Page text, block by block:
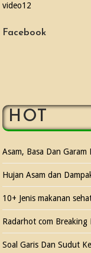
video12
Facebook
HOT
Asam, Basa Dan
Hujan Asam dan
10+ Jenis makanan
Radarhot com Breaking
Soal Garis Dan Sudut